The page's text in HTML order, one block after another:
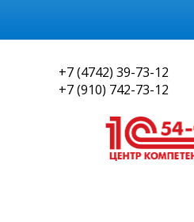
+7 (4742) 39-73-12
+7 (910) 742-73-12